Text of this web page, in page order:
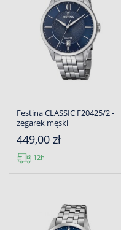
Festina CLASSIC F20425/2 -
zegarek męski
449,00 zł
12h